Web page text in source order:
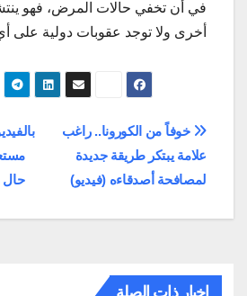
في أن تخفي حالات المرض، فهو
أخرى ولا توجد عقوبات دولية على
تصفّح
المقالات
حال
خوفاً من الكورونا.. راغب
علامة يبتكر طريقة جديدة
لمصافحة أصدقاءه (فيديو)